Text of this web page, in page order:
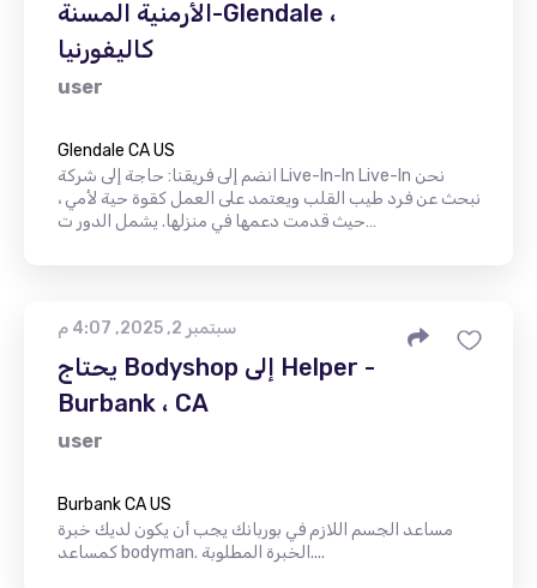
الأرمنية المسنة-Glendale ،
كاليفورنيا
user
Glendale CA US
انضم إلى فريقنا: حاجة إلى شركة Live-In-In Live-In نحن
نبحث عن فرد طيب القلب ويعتمد على العمل كقوة حية لأمي ،
حيث قدمت دعمها في منزلها. يشمل الدور ت…
سبتمبر 2, 2025, 4:07 م
يحتاج Bodyshop إلى Helper -
Burbank ، CA
user
Burbank CA US
مساعد الجسم اللازم في بوربانك يجب أن يكون لديك خبرة
كمساعد bodyman. الخبرة المطلوبة....